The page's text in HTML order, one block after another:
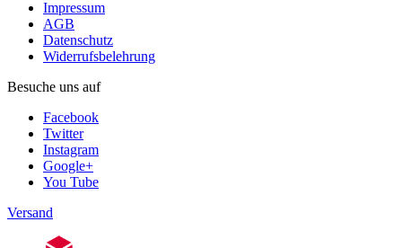
Impressum
AGB
Datenschutz
Widerrufsbelehrung
Besuche uns auf
Facebook
Twitter
Instagram
Google+
You Tube
Versand